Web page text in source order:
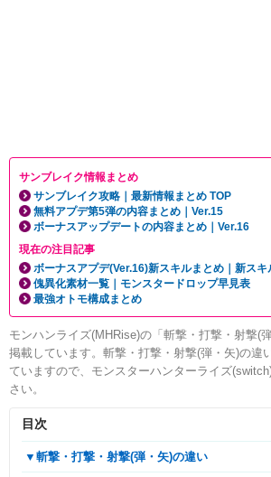
サンブレイク情報まとめ
サンブレイク攻略｜最新情報まとめ TOP
無料アプデ第5弾の内容まとめ｜Ver.15
ボーナスアップデートの内容まとめ｜Ver.16
現在の注目記事
ボーナスアプデ(Ver.16)新スキルまとめ｜新スキ
傀異化素材一覧｜モンスタードロップ早見表
最強オトモ構成まとめ
モンハンライズ(MHRise)の「斬撃・打撃・射撃(
掲載しています。斬撃・打撃・射撃(弾・矢)の違
ていますので、モンスターハンターライズ
さい。
目次
▼斬撃・打撃・射撃(弾・矢)の違い